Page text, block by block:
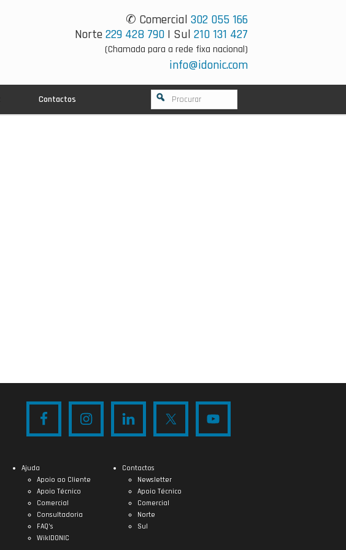
✆ Comercial 302 055 166
Norte229 428 790 | Sul 210 131 427
(Chamada para a rede fixa nacional)
info@idonic.com
Contactos
Ajuda
Apoio ao Cliente
Apoio Técnico
Comercial
Consultadoria
FAQ’s
WikIDONIC
Contactos
Newsletter
Apoio Técnico
Comercial
Norte
Sul